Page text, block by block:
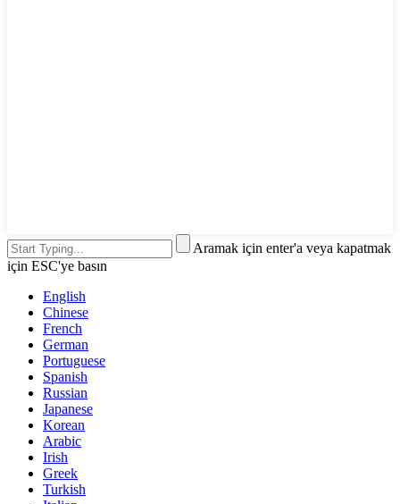
Aramak için enter'a veya kapatmak
için ESC'ye basın
English
Chinese
French
German
Portuguese
Spanish
Russian
Japanese
Korean
Arabic
Irish
Greek
Turkish